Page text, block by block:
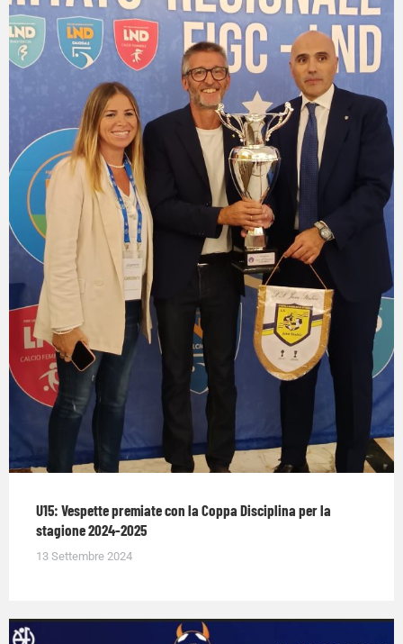
U15: Vespette premiate con la Coppa Disciplina per la
stagione 2024-2025
13 Settembre 2024